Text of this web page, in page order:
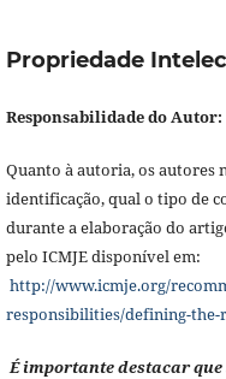
Propriedade
Responsabilidade do Autor:
Quanto à autoria, os autores
identificação, qual o tipo de
durante a elaboração do
pelo ICMJE disponível em:
http://www.icmje.org/
responsibilities/defining-
É importante destacar